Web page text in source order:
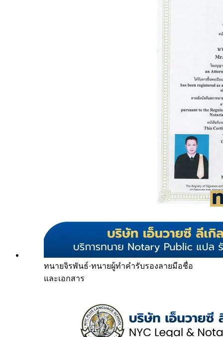
ทนายจิรพันธ์·ทนายผู้ทำคำรับรองลายมือชื่อ
และเอกสาร